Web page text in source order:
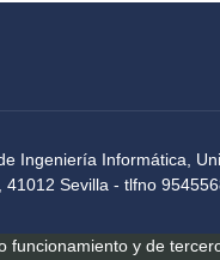
Ingeniería Informática,
41012 Sevilla - tlfno
funcionamiento y de